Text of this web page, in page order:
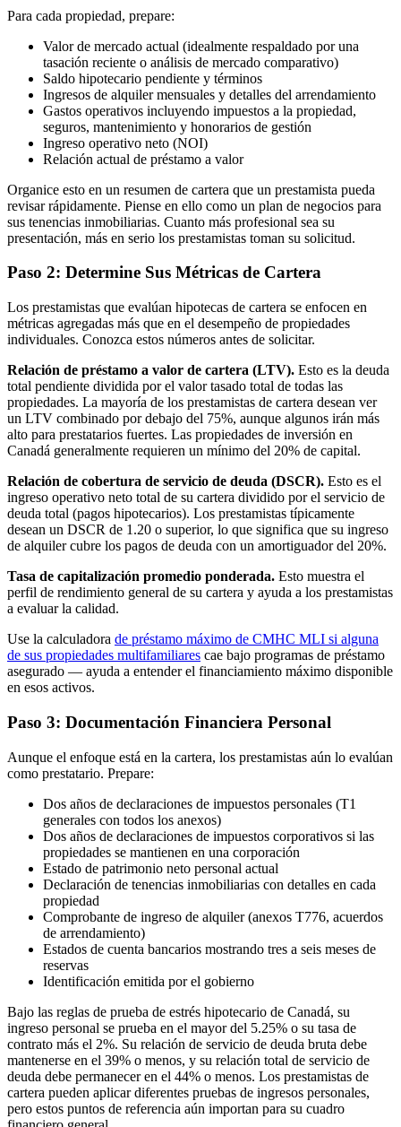
Para cada propiedad, prepare:
Valor de mercado actual (idealmente respaldado por una
tasación reciente o análisis de mercado comparativo)
Saldo hipotecario pendiente y términos
Ingresos de alquiler mensuales y detalles del arrendamiento
Gastos operativos incluyendo impuestos a la propiedad,
seguros, mantenimiento y honorarios de gestión
Ingreso operativo neto (NOI)
Relación actual de préstamo a valor
Organice esto en un resumen de cartera que un prestamista pueda
revisar rápidamente. Piense en ello como un plan de negocios para
sus tenencias inmobiliarias. Cuanto más profesional sea su
presentación, más en serio los prestamistas toman su solicitud.
Paso 2: Determine Sus Métricas de Cartera
Los prestamistas que evalúan hipotecas de cartera se enfocen en
métricas agregadas más que en el desempeño de propiedades
individuales. Conozca estos números antes de solicitar.
Relación de préstamo a valor de cartera (LTV). Esto es la deuda
total pendiente dividida por el valor tasado total de todas las
propiedades. La mayoría de los prestamistas de cartera desean ver
un LTV combinado por debajo del 75%, aunque algunos irán más
alto para prestatarios fuertes. Las propiedades de inversión en
Canadá generalmente requieren un mínimo del 20% de capital.
Relación de cobertura de servicio de deuda (DSCR). Esto es el
ingreso operativo neto total de su cartera dividido por el servicio de
deuda total (pagos hipotecarios). Los prestamistas típicamente
desean un DSCR de 1.20 o superior, lo que significa que su ingreso
de alquiler cubre los pagos de deuda con un amortiguador del 20%.
Tasa de capitalización promedio ponderada. Esto muestra el
perfil de rendimiento general de su cartera y ayuda a los prestamistas
a evaluar la calidad.
Use la calculadora de préstamo máximo de CMHC MLI si alguna
de sus propiedades multifamiliares cae bajo programas de préstamo
asegurado — ayuda a entender el financiamiento máximo disponible
en esos activos.
Paso 3: Documentación Financiera Personal
Aunque el enfoque está en la cartera, los prestamistas aún lo evalúan
como prestatario. Prepare:
Dos años de declaraciones de impuestos personales (T1
generales con todos los anexos)
Dos años de declaraciones de impuestos corporativos si las
propiedades se mantienen en una corporación
Estado de patrimonio neto personal actual
Declaración de tenencias inmobiliarias con detalles en cada
propiedad
Comprobante de ingreso de alquiler (anexos T776, acuerdos
de arrendamiento)
Estados de cuenta bancarios mostrando tres a seis meses de
reservas
Identificación emitida por el gobierno
Bajo las reglas de prueba de estrés hipotecario de Canadá, su
ingreso personal se prueba en el mayor del 5.25% o su tasa de
contrato más el 2%. Su relación de servicio de deuda bruta debe
mantenerse en el 39% o menos, y su relación total de servicio de
deuda debe permanecer en el 44% o menos. Los prestamistas de
cartera pueden aplicar diferentes pruebas de ingresos personales,
pero estos puntos de referencia aún importan para su cuadro